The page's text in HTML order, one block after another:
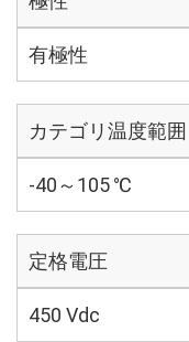
有極性
カテゴリ温度範囲
-40～105 ℃
定格電圧
450 Vdc